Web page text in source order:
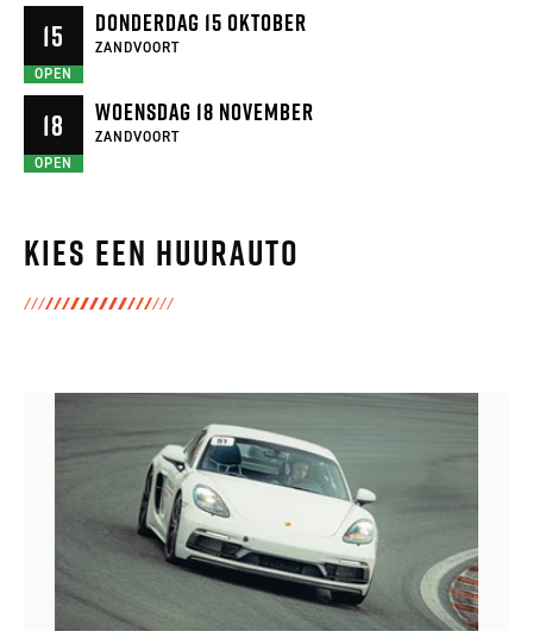
15
OPEN
DONDERDAG 15 OKTOBER
ZANDVOORT
18
OPEN
WOENSDAG 18 NOVEMBER
ZANDVOORT
Kies een huurauto